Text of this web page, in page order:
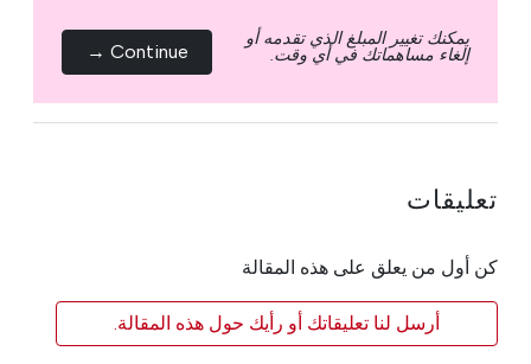
يمكنك تغيير المبلغ الذي تقدمه أو
إلغاء مساهماتك في أي وقت. Continue →
تعليقات
كن أول من يعلق على هذه المقالة
أرسل لنا تعليقاتك أو رأيك حول هذه المقالة.